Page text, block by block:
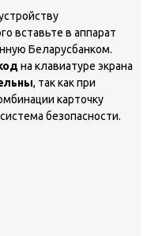
вставьте в аппарат
Беларусбанком.
на клавиатуре экрана
, так как при
карточку
система безопасности.